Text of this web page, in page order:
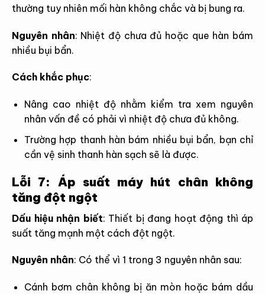
thường tuy nhiên mối hàn không chắc và bị bung ra.
Nguyên nhân: Nhiệt độ chưa đủ hoặc que hàn bám
nhiều bụi bẩn.
Cách khắc phục:
Nâng cao nhiệt độ nhằm kiểm tra xem nguyên
nhân vấn đề có phải vì nhiệt độ chưa đủ không.
Trường hợp thanh hàn bám nhiều bụi bẩn, bạn chỉ
cần vệ sinh thanh hàn sạch sẽ là được.
Lỗi 7: Áp suất máy hút chân không
tăng đột ngột
Dấu hiệu nhận biết: Thiết bị đang hoạt động thì áp
suất tăng mạnh một cách đột ngột.
Nguyên nhân: Có thể vì 1 trong 3 nguyên nhân sau:
Cánh bơm chân không bị ăn mòn hoặc bám dầu